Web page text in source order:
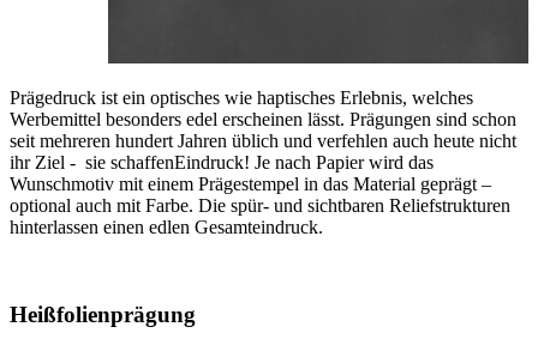
Prägedruck ist ein optisches wie haptisches Erlebnis, welches
Werbemittel besonders edel erscheinen lässt. Prägungen sind schon
seit mehreren hundert Jahren üblich und verfehlen auch heute nicht
ihr Ziel - sie schaffenEindruck! Je nach Papier wird das
Wunschmotiv mit einem Prägestempel in das Material geprägt –
optional auch mit Farbe. Die spür- und sichtbaren Reliefstrukturen
hinterlassen einen edlen Gesamteindruck.
Heißfolienprägung